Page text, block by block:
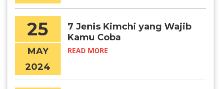
25
MAY
2024
7 Jenis Kimchi yang Wajib
Kamu Coba
READ MORE